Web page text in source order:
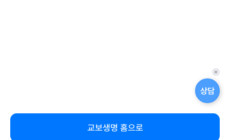
교보생명 홈으로
상담
퀵
메
뉴
기